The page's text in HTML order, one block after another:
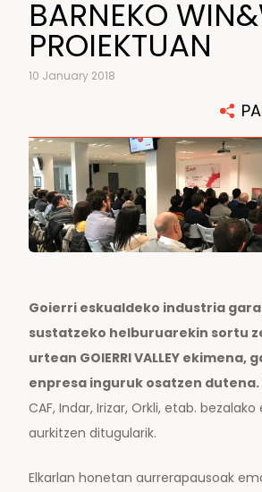
BARNEKO
PROIEKTUAN
10 January 2018
Goierri eskualdeko industria
sustatzeko helburuarekin sortu
urtean GOIERRI VALLEY ekimena,
enpresa inguruk osatzen dutena.
CAF, Indar, Irizar, Orkli, etab.
aurkitzen ditugularik.
Elkarlan honetan aurrerapausoak